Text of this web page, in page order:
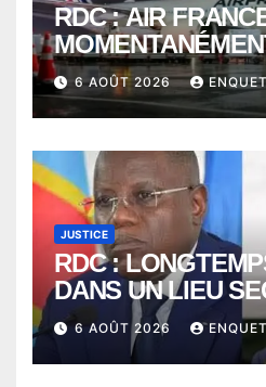
RDC : AIR
ENTRE
6 AOÛT 2026
JUSTICE
RDC :
DANS UN LIEU
MINAKU ET
SHADARY
L’AUDITORAT
6 AOÛT 2026